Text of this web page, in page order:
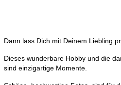
Dann lass Dich mit Deinem Liebling
Dieses wunderbare Hobby und die
sind einzigartige Momente.